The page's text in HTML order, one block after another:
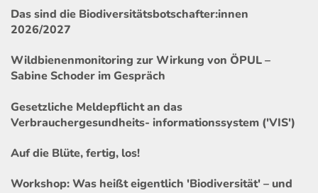
Das sind die Biodiversitätsbotschafter:innen
2026/2027
Wildbienenmonitoring zur Wirkung von ÖPUL –
Sabine Schoder im Gespräch
Gesetzliche Meldepflicht an das
Verbrauchergesundheits- informationssystem ('VIS')
Auf die Blüte, fertig, los!
Workshop: Was heißt eigentlich 'Biodiversität' – und